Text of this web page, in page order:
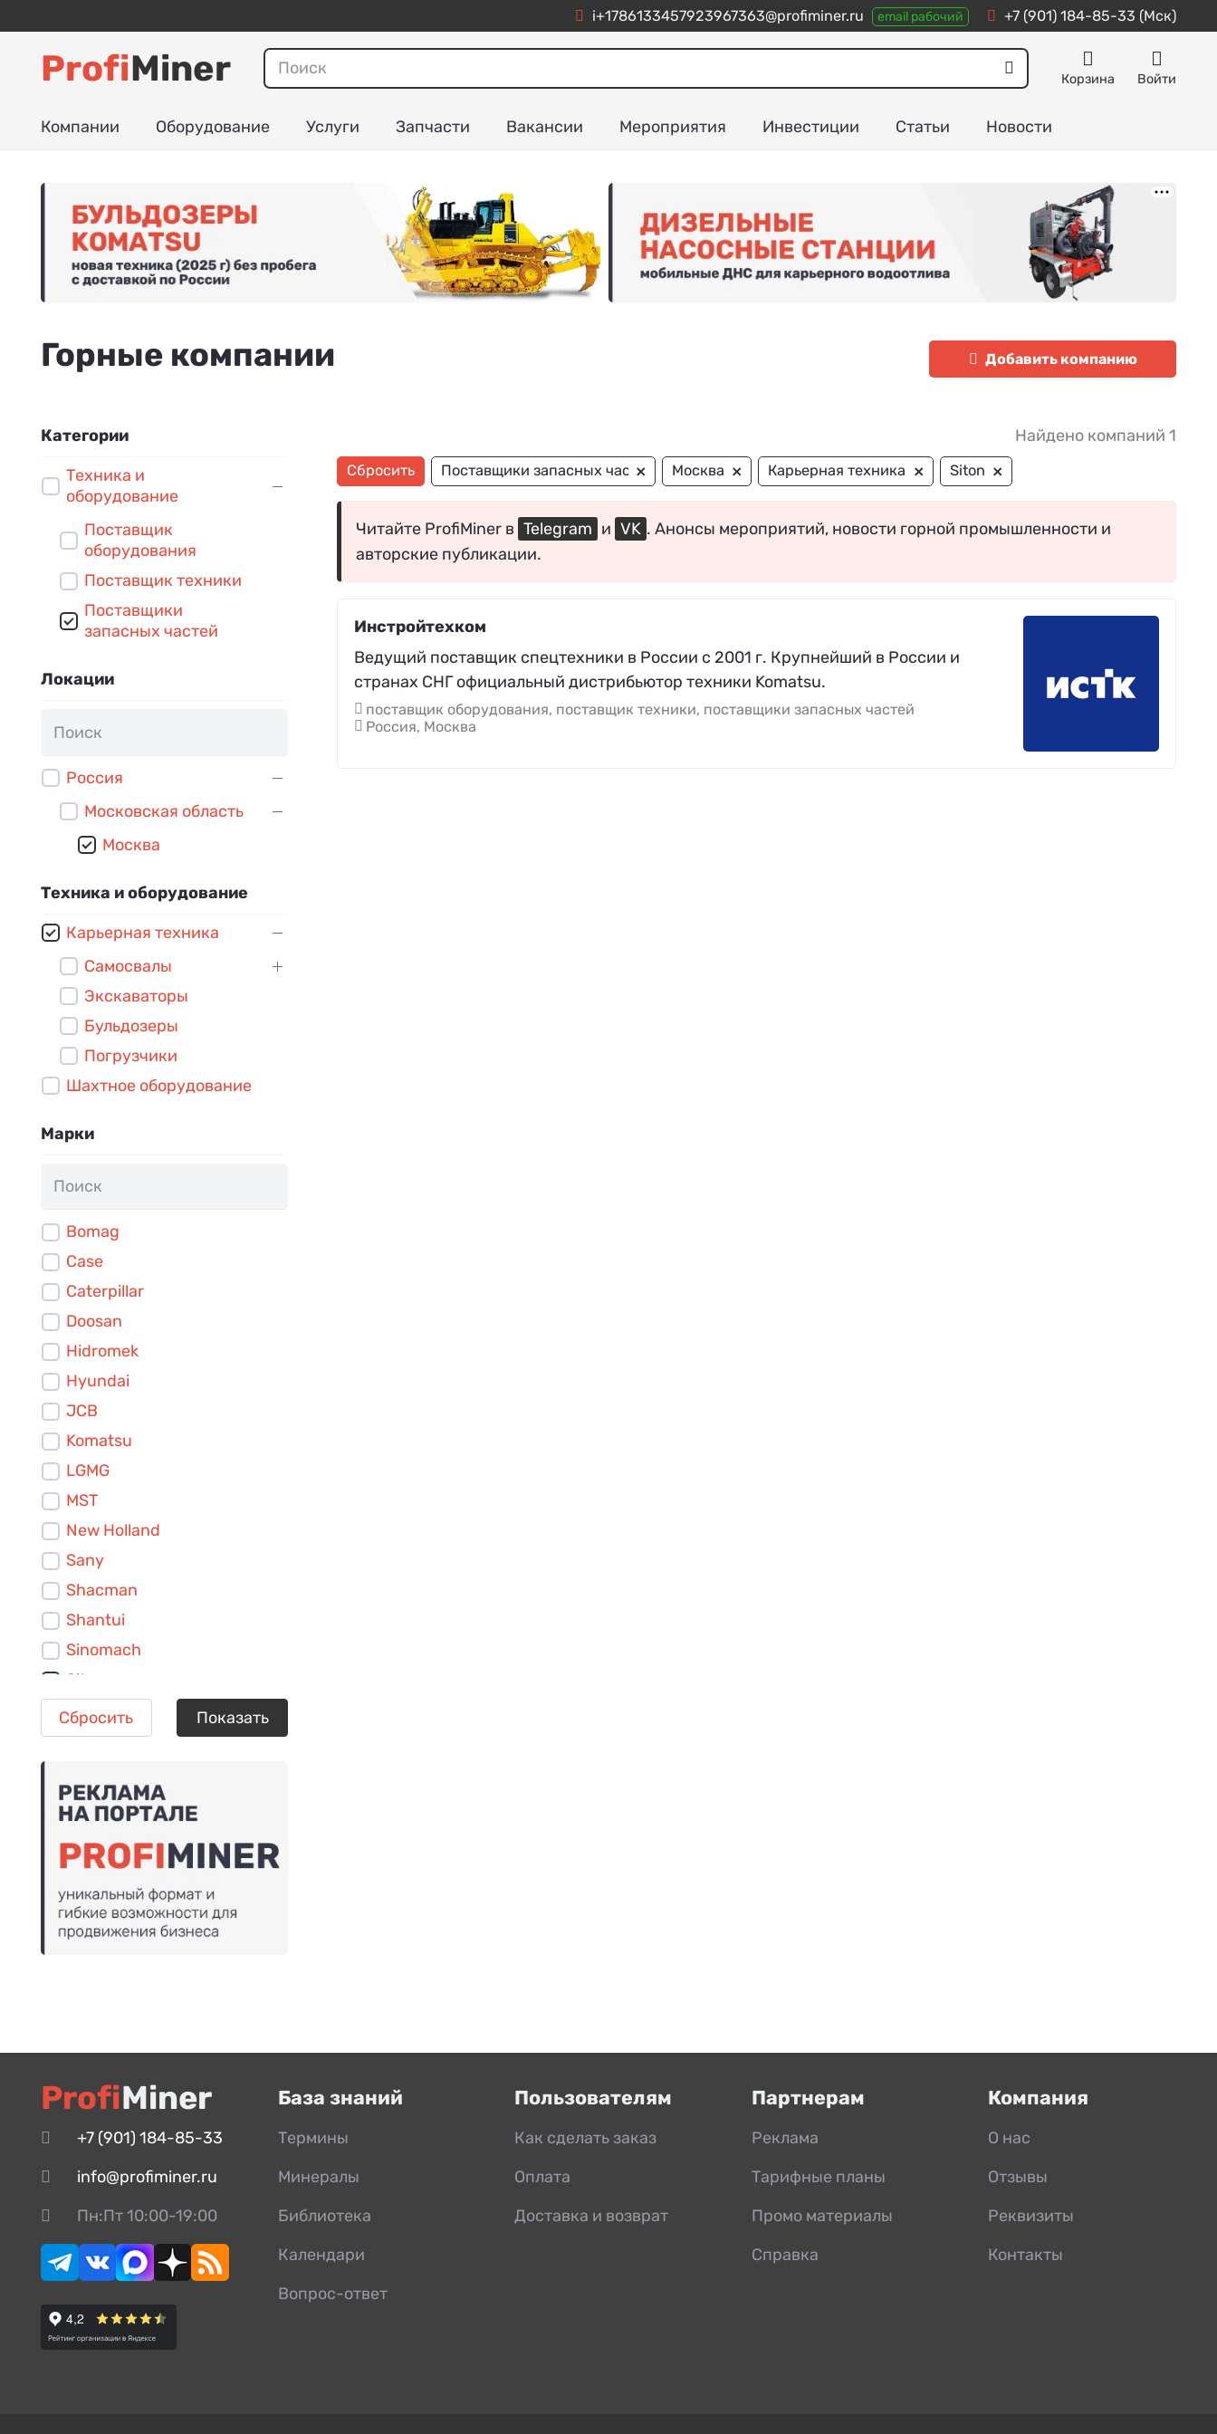
i+1786133457923967363@profiminer.ru email рабочий +7 (901) 184-85-33 (Мск)
ProfiMiner Корзина Войти
Компании Оборудование Услуги Запчасти Вакансии Мероприятия Инвестиции Статьи Новости
Горные компании Добавить компанию
Категории
Техника и
оборудование
Поставщик
оборудования
Поставщик техники
Поставщики
запасных частей
Локации
Россия
Московская область
Москва
Техника и оборудование
Карьерная техника
Самосвалы
Экскаваторы
Бульдозеры
Погрузчики
Шахтное оборудование
Марки
Bomag
Case
Caterpillar
Doosan
Hidromek
Hyundai
JCB
Komatsu
LGMG
MST
New Holland
Sany
Shacman
Shantui
Sinomach
Siton
TZCO
Volvo
Показать
Сбросить
Найдено компаний 1
Сбросить Поставщики запасных частей
× Москва × Карьерная техника × Siton ×
Читайте ProfiMiner в Telegram и VK . Анонсы мероприятий, новости горной промышленности и
авторские публикации.
Инстройтехком
Ведущий поставщик спецтехники в России с 2001 г. Крупнейший в России и
странах СНГ официальный дистрибьютор техники Komatsu.
поставщик оборудования, поставщик техники, поставщики запасных частей
Россия, Москва
ProfiMiner
+7 (901) 184-85-33
info@profiminer.ru
Пн:Пт 10:00-19:00
База знаний
Термины
Минералы
Библиотека
Календари
Вопрос-ответ
Пользователям
Как сделать заказ
Оплата
Доставка и возврат
Партнерам
Реклама
Тарифные планы
Промо материалы
Справка
Компания
О нас
Отзывы
Реквизиты
Контакты